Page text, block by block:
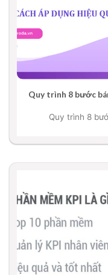
Quy trình 8 bước
Quy trình 8